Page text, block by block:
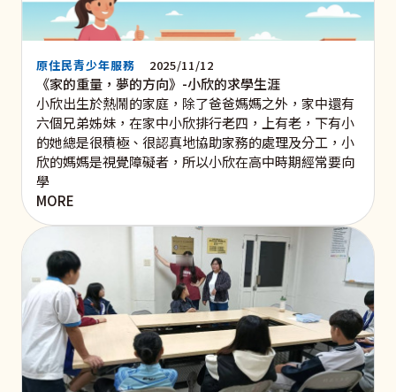
原住民青少年服務 2025/11/12
《家的重量，夢的方向》-小欣的求學生涯
小欣出生於熱鬧的家庭，除了爸爸媽媽之外，家中還有
六個兄弟姊妹，在家中小欣排行老四，上有老，下有小
的她總是很積極、很認真地協助家務的處理及分工，小
欣的媽媽是視覺障礙者，所以小欣在高中時期經常要向
學
MORE